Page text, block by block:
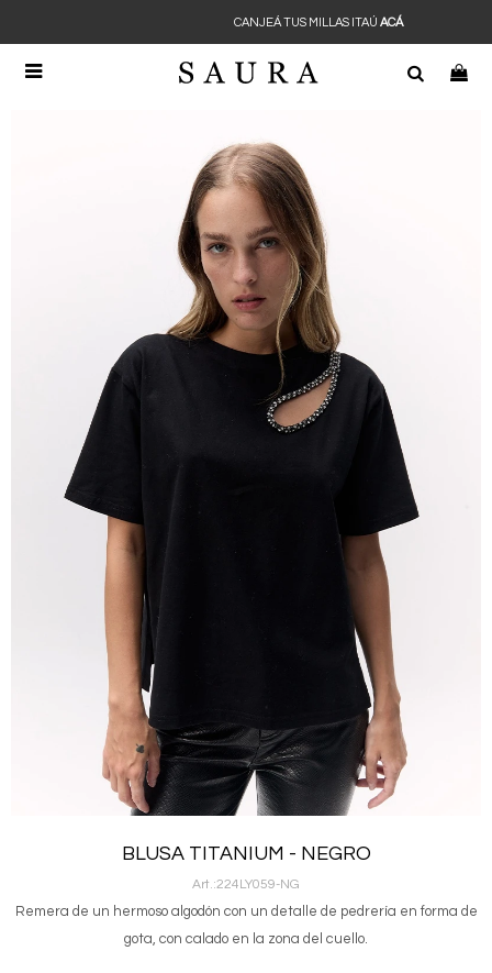

CANJEÁ TUS MILLAS ITAÚ ACÁ
BLUSA TITANIUM - NEGRO
224LY059-NG
Remera de un hermoso algodón con un detalle de pedrería en forma de
gota, con calado en la zona del cuello.